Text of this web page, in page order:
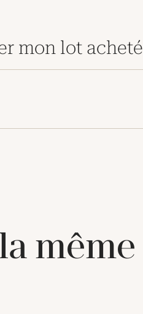
mon lot acheté
même